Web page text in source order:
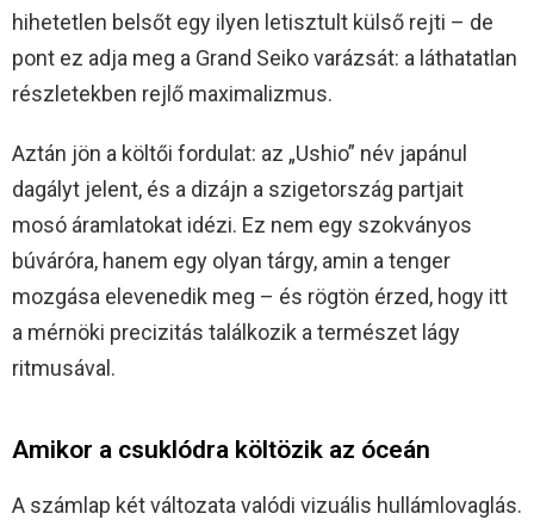
hihetetlen belsőt egy ilyen letisztult külső rejti – de
pont ez adja meg a Grand Seiko varázsát: a láthatatlan
részletekben rejlő maximalizmus.
Aztán jön a költői fordulat: az „Ushio” név japánul
dagályt jelent, és a dizájn a szigetország partjait
mosó áramlatokat idézi. Ez nem egy szokványos
búváróra, hanem egy olyan tárgy, amin a tenger
mozgása elevenedik meg – és rögtön érzed, hogy itt
a mérnöki precizitás találkozik a természet lágy
ritmusával.
Amikor a csuklódra költözik az óceán
A számlap két változata valódi vizuális hullámlovaglás.